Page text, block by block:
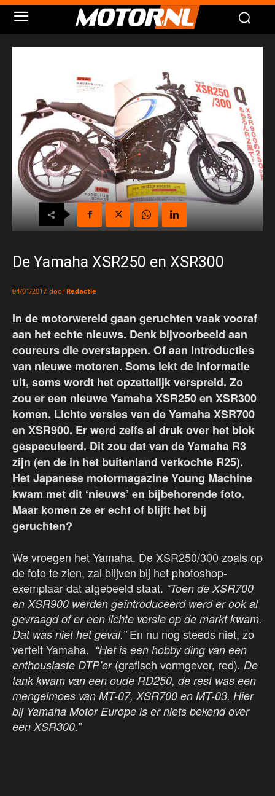
De Yamaha XSR250 en XSR300
04/01/2017 door Redactie
In de motorwereld gaan geruchten vaak vooraf
aan het echte nieuws. Denk bijvoorbeeld aan
coureurs die overstappen. Of aan introducties
van nieuwe motoren. Soms lekt de informatie
uit, soms wordt het opzettelijk verspreid. Zo
zou er een nieuwe Yamaha XSR250 en XSR300
komen. Lichte versies van de Yamaha XSR700
en XSR900. Er werd zelfs al druk over het blok
gespeculeerd. Dit zou dat van de Yamaha R3
zijn (en de in het buitenland verkochte R25).
Het Japanese motormagazine Young Machine
kwam met dit ‘nieuws’ en bijbehorende foto.
Maar komen ze er echt of blijft het bij
geruchten?
We vroegen het Yamaha. De XSR250/300 zoals op
de foto te zien, zal blijven bij het photoshop-
exemplaar dat afgebeeld staat. “Toen de XSR700
en XSR900 werden geïntroduceerd werd er ook al
gevraagd of er een lichte versie op de markt kwam.
Dat was niet het geval.”En nu nog steeds niet, zo
vertelt Yamaha. “Het is een hobby ding van een
enthousiaste DTP’er(grafisch vormgever, red). De
tank kwam van een oude RD250, de rest was een
mengelmoes van MT-07, XSR700 en MT-03. Hier
bij Yamaha Motor Europe is er niets bekend over
een XSR300.”